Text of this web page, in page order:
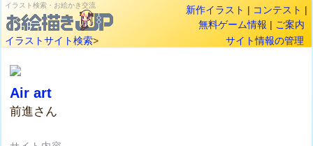
イラスト検索・お絵かき交流 新作イラスト | コンテスト |
無料ゲーム情報 | ご案内
イラストサイト検索> サイト情報の管理
Air art
前進さん